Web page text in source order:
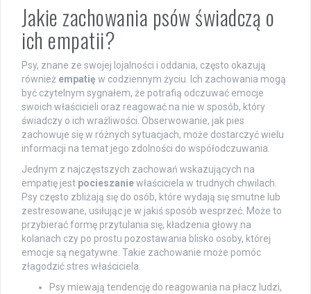
Jakie zachowania psów świadczą o
ich empatii?
Psy, znane ze swojej lojalności i oddania, często okazują
również empatię w codziennym życiu. Ich zachowania mogą
być czytelnym sygnałem, że potrafią odczuwać emocje
swoich właścicieli oraz reagować na nie w sposób, który
świadczy o ich wrażliwości. Obserwowanie, jak pies
zachowuje się w różnych sytuacjach, może dostarczyć wielu
informacji na temat jego zdolności do współodczuwania.
Jednym z najczęstszych zachowań wskazujących na
empatię jest pocieszaniewłaściciela w trudnych chwilach.
Psy często zbliżają się do osób, które wydają się smutne lub
zestresowane, usiłując je w jakiś sposób wesprzeć. Może to
przybierać formę przytulania się, kładzenia głowy na
kolanach czy po prostu pozostawania blisko osoby, której
emocje są negatywne. Takie zachowanie może pomóc
złagodzić stres właściciela.
Psy miewają tendencję do reagowania na płacz ludzi,